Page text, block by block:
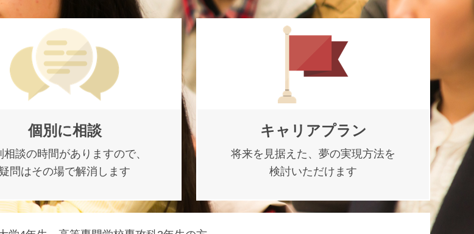
個別に相談
相談の時間がありますので、
疑問はその場で解消します
キャリアプラン
将来を見据えた、夢の実現方法を
検討いただけます